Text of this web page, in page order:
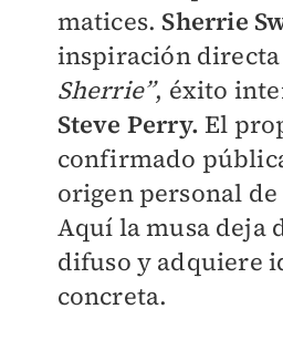
matices. Sherrie
inspiración directa
Sherrie”, éxito
Steve Perry. El
confirmado
origen personal
Aquí la musa deja
difuso y adquiere
concreta.